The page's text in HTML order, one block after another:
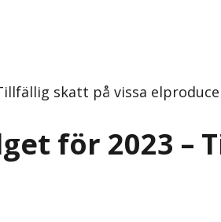
skatt på vissa
för 2023 –